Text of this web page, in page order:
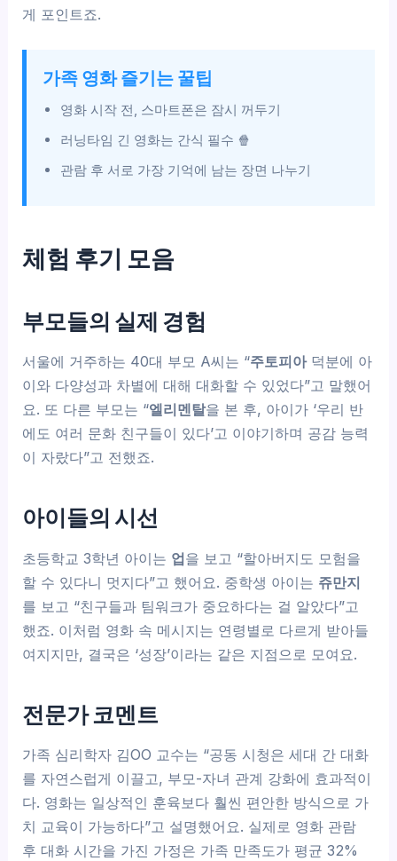
게 포인트죠.
가족 영화 즐기는 꿀팁
영화 시작 전, 스마트폰은 잠시 꺼두기
러닝타임 긴 영화는 간식 필수 🍿
관람 후 서로 가장 기억에 남는 장면 나누기
체험 후기 모음
부모들의 실제 경험
서울에 거주하는 40대 부모 A씨는 “주토피아덕분에 아
이와 다양성과 차별에 대해 대화할 수 있었다”고 말했어
요. 또 다른 부모는 “엘리멘탈을 본 후, 아이가 ‘우리 반
에도 여러 문화 친구들이 있다’고 이야기하며 공감 능력
이 자랐다”고 전했죠.
아이들의 시선
초등학교 3학년 아이는 업을 보고 “할아버지도 모험을
할 수 있다니 멋지다”고 했어요. 중학생 아이는 쥬만지
를 보고 “친구들과 팀워크가 중요하다는 걸 알았다”고
했죠. 이처럼 영화 속 메시지는 연령별로 다르게 받아들
여지지만, 결국은 ‘성장’이라는 같은 지점으로 모여요.
전문가 코멘트
가족 심리학자 김OO 교수는 “공동 시청은 세대 간 대화
를 자연스럽게 이끌고, 부모-자녀 관계 강화에 효과적이
다. 영화는 일상적인 훈육보다 훨씬 편안한 방식으로 가
치 교육이 가능하다”고 설명했어요. 실제로 영화 관람
후 대화 시간을 가진 가정은 가족 만족도가 평균 32%